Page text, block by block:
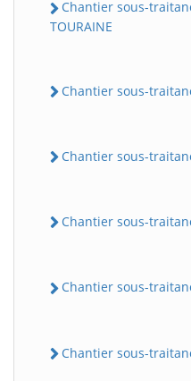
Chantier sous-
TOURAINE
Chantier sous-
Chantier sous-
Chantier sous-
Chantier sous-
Chantier sous-